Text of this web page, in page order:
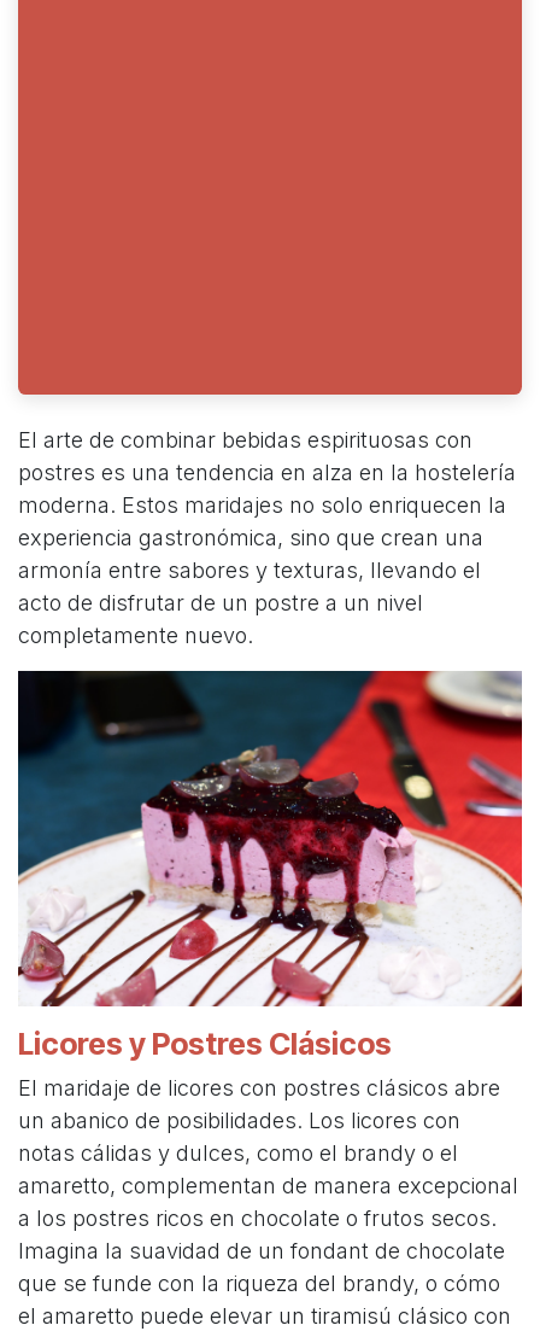
El arte de combinar bebidas espirituosas con
postres es una tendencia en alza en la hostelería
moderna. Estos maridajes no solo enriquecen la
experiencia gastronómica, sino que crean una
armonía entre sabores y texturas, llevando el
acto de disfrutar de un postre a un nivel
completamente nuevo.
Licores y Postres Clásicos
El maridaje de licores con postres clásicos abre
un abanico de posibilidades. Los licores con
notas cálidas y dulces, como el brandy o el
amaretto, complementan de manera excepcional
a los postres ricos en chocolate o frutos secos.
Imagina la suavidad de un fondant de chocolate
que se funde con la riqueza del brandy, o cómo
el amaretto puede elevar un tiramisú clásico con